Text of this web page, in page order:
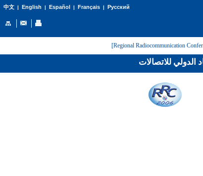
中文| English | Español | Français| Русский
الدولي للاتصالات